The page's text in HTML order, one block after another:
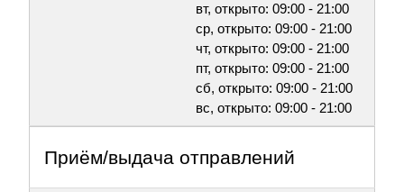
вт, открыто: 09:00 - 21:00
ср, открыто: 09:00 - 21:00
чт, открыто: 09:00 - 21:00
пт, открыто: 09:00 - 21:00
сб, открыто: 09:00 - 21:00
вс, открыто: 09:00 - 21:00
Приём/выдача отправлений